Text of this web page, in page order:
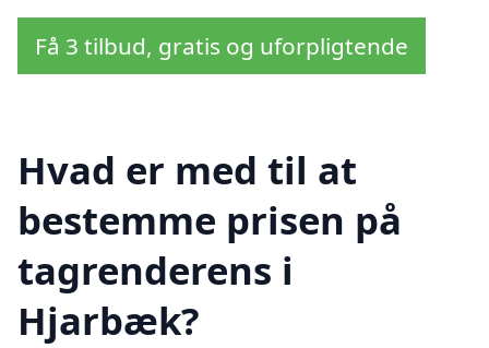
Få 3 tilbud, gratis og uforpligtende
Hvad er med til at
bestemme prisen på
tagrenderens i
Hjarbæk?